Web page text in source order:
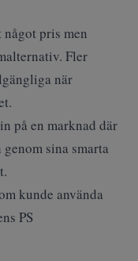
pris men
Fler
när
på en marknad där
sina smarta
kunde använda
PS